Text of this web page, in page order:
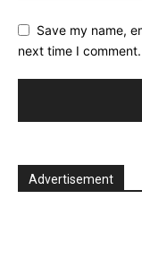
Save my name,
next time I comment.
Advertisement